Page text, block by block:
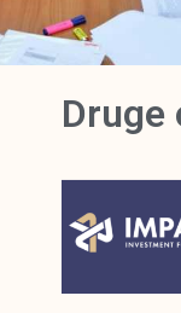
Druge